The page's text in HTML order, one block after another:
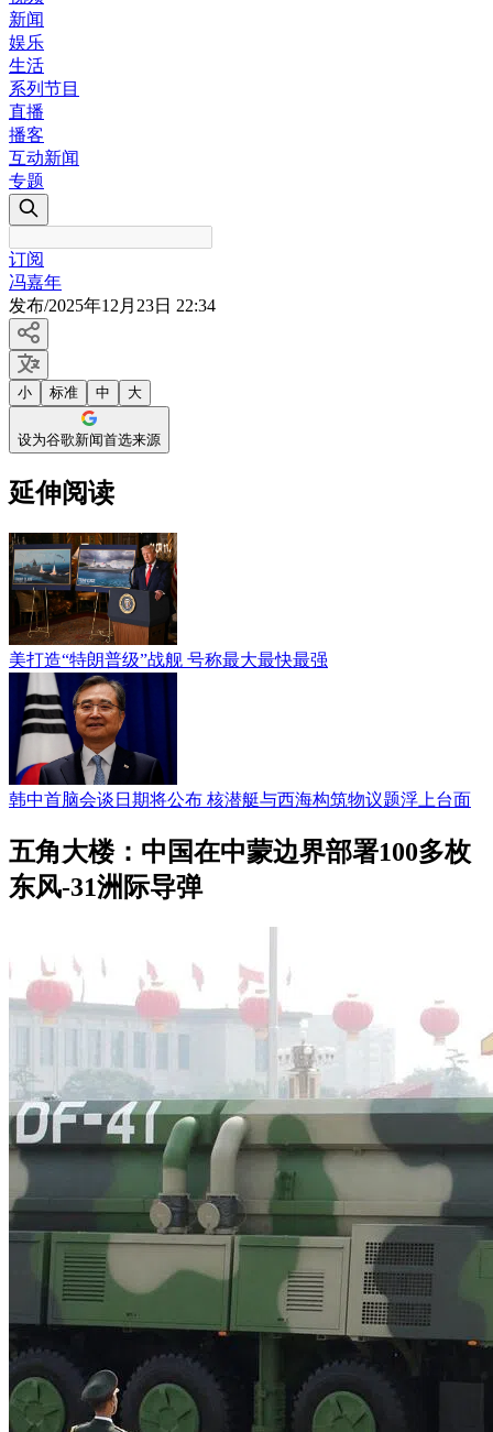
新闻
娱乐
生活
系列节目
直播
播客
互动新闻
专题
订阅
冯嘉年
发布/2025年12月23日 22:34
小 标准 中 大
设为谷歌新闻首选来源
延伸阅读
美打造“特朗普级”战舰 号称最大最快最强
韩中首脑会谈日期将公布 核潜艇与西海构筑物议题浮上台面
五角大楼：中国在中蒙边界部署100多枚
东风-31洲际导弹